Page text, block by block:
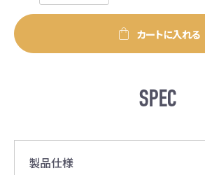
カートに入れる
SPEC
製品仕様